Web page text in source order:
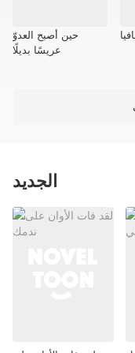
حين أصبح العدوّ
عريسًا بديلًا
الجديد